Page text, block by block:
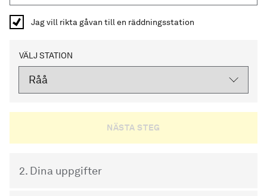
Jag vill rikta gåvan till en räddningsstation
VÄLJ STATION
2. Dina uppgifter